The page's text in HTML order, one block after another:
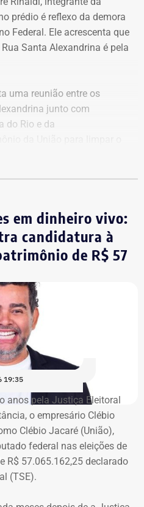
prédio é reflexo da demora
Federal. Ele acrescenta que
Santa Alexandrina é pela
uma reunião entre os
junto com
do Rio e da
Nacional. Mas o
para agir que hoje
afirma que
após quatro
Luta nos Bairros, Vilas e
que o grupo de
depois de sofrer quatro
O objetivo da
imóvel uma função social
básicas das famílias. Desde
faltou comida. Só o que falta
morar. Queremos fazer
que nunca foi cumprido”
em dinheiro vivo:
candidatura à
de R$ 57
19:35
anos pela Justiça Eleitoral
o empresário Clébio
Clébio Jacaré (União),
federal nas eleições de
R$ 57.065.162,25 declarado
(TSE).